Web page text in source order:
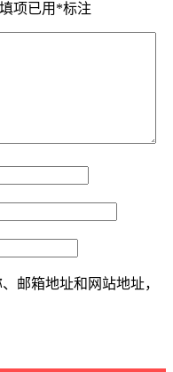
项已用 *标注
邮箱地址和网站地址，